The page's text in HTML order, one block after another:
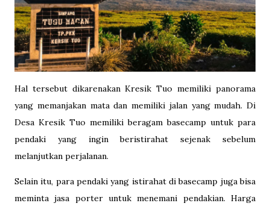
Hal tersebut dikarenakan Kresik Tuo memiliki panorama
yang memanjakan mata dan memiliki jalan yang mudah. Di
Desa Kresik Tuo memiliki beragam basecamp untuk para
pendaki yang ingin beristirahat sejenak sebelum
melanjutkan perjalanan.
Selain itu, para pendaki yang istirahat di basecamp juga bisa
meminta jasa porter untuk menemani pendakian. Harga